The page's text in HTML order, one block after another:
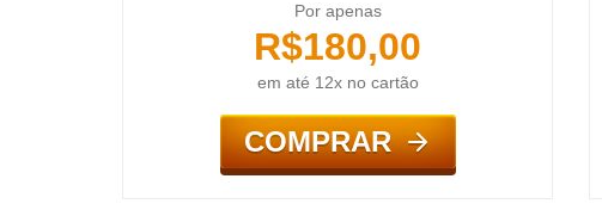
Por apenas
R$180,00
em até 12x no cartão
COMPRAR